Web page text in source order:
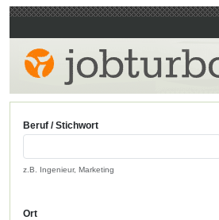
Beruf / Stichwort
z.B. Ingenieur, Marketing
Ort